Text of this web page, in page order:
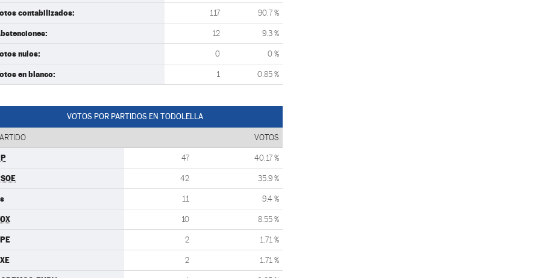
contabilizados: 117 90.7 %
12 9.3 %
nulos: 0 0 %
en blanco: 1 0.85 %
VOTOS POR PARTIDOS EN TODOLELLA
VOTOS
47 40.17 %
42 35.9 %
11 9.4 %
10 8.55 %
2 1.71 %
2 1.71 %